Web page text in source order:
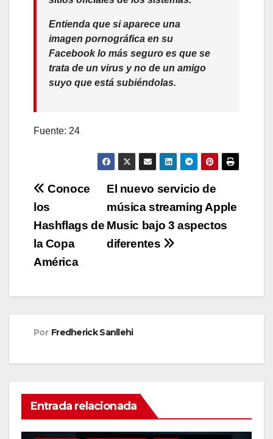
Entienda que si aparece una
imagen pornográfica en su
Facebook lo más seguro es que se
trata de un virus y no de un amigo
suyo que está subiéndolas.
Fuente: 24
Navegación
de
entradas
El nuevo servicio de
música streaming Apple
Music bajo 3 aspectos
diferentes
Conoce
los
Hashflags de
la Copa
América
Por Fredherick Sanllehi
Entrada relacionada